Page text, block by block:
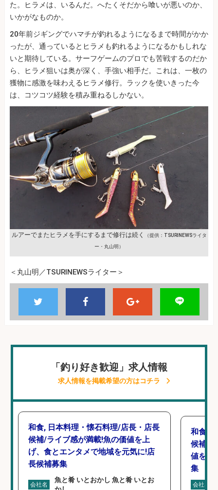
た。ヒラメは、いるんだ。へたくそだから喰いが悪いのか、
いかがなものか。
20年前ジギングでハマチが釣れるようになるまで時間がかか
ったが、通っているとヒラメも釣れるようになるかもしれな
いと期待している。サーフゲームのプロでも苦戦するのだか
ら、ヒラメ狙いは奥が深く、手強い相手だ。これは、一枚の
獲物に感激を味わえるヒラメ修行。ラックを使いきった今
は、コツコツ経験を積み重ねるしかない。
ルアーでまたヒラメを手にするまで修行は続く （提供：TSURINEWSライタ
ー・丸山明）
＜丸山明／TSURINEWSライター＞
「釣り好き歓迎」求人情報
求人情報を掲載希望の方はコチラ
和食, 日本料理・懐石料理/店長・店長
候補/ライブ感が満載!魚の価値を上
げ、食とエンタメで地域を元気に!店
長候補募集
会社名
魚と肴 いとおかし 魚と肴 いとお
和食,
候補/
値を上
集
会社名